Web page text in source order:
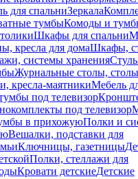
для спальниЗеркала
тумбыКомоды и
Шкафы для спальни
кресла для домаШкафы,
системы хранения
Журнальные столы,
кресла-маятникиМебель
под телевизор
под телевизор
в прихожуюПолки и
Вешалки, подставки для
Ключницы, газетницы
Полки, стеллажи для
Кровати детскиеДетские